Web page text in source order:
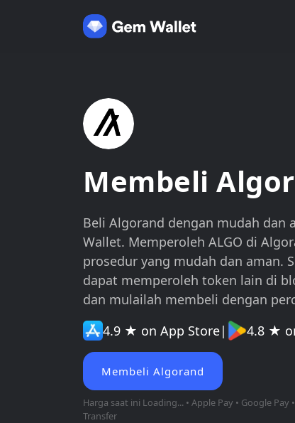
Membeli
Beli Algorand dengan mudah dan
Wallet. Memperoleh ALGO di
prosedur yang mudah dan aman.
dapat memperoleh token lain di
dan mulailah membeli dengan
4.9 ★ on App Store| 4.8 ★
Membeli Algorand
Harga saat ini Loading... • Apple Pay • Google Pay
Transfer